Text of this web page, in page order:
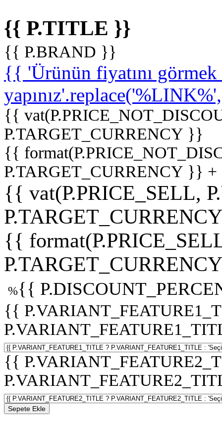
{{ P.TITLE }}
{{ P.BRAND }}
{{ 'Ürünün fiyatını
{{
P.TARGET_CURRENCY }}
{{
P.TARGET_CURRENCY }}
{{ vat(P.PRICE_SELL,
{{
%{{
{{
{{
Sepete Ekle